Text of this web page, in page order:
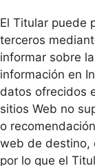
El Titular puede
terceros
informar sobre
información en
datos ofrecidos
sitios Web no
o
web de destino,
por lo que el